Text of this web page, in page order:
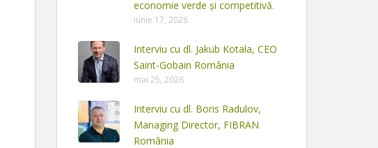
economie verde și competitivă.
iunie 17, 2026
Interviu cu dl. Jakub Kotala, CEO
Saint-Gobain România
mai 25, 2026
Interviu cu dl. Boris Radulov,
Managing Director, FIBRAN
România